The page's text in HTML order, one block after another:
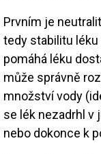
Prvním je
tedy stabilitu léku
pomáhá léku
může správně
množství vody
se lék nezadrhl v
nebo dokonce k